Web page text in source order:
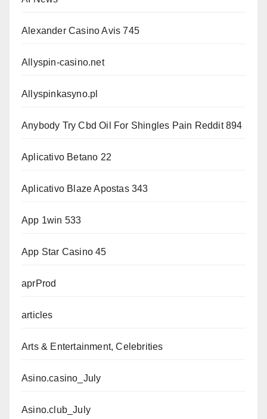
Alexander Casino Avis 745
Allyspin-casino.net
Allyspinkasyno.pl
Anybody Try Cbd Oil For Shingles Pain Reddit 894
Aplicativo Betano 22
Aplicativo Blaze Apostas 343
App 1win 533
App Star Casino 45
aprProd
articles
Arts & Entertainment, Celebrities
Asino.casino_July
Asino.club_July